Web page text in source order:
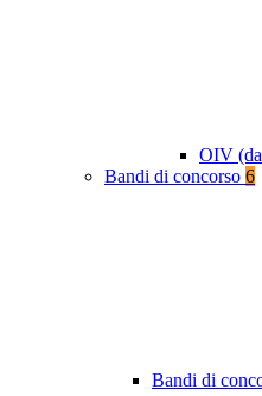
OIV
Bandi di concorso 6
Bandi di